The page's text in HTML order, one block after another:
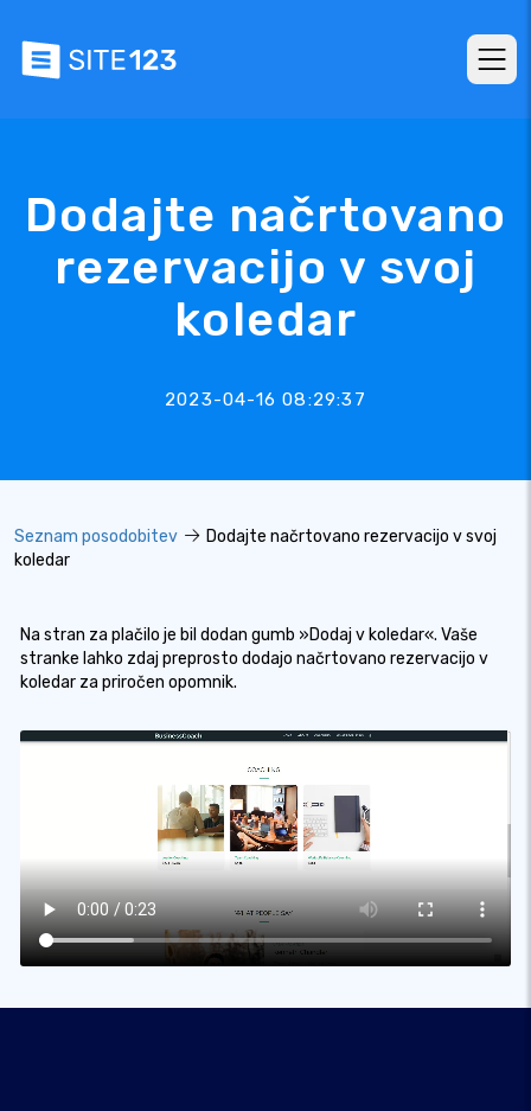
Dodajte načrtovano
rezervacijo v svoj
koledar
2023-04-16 08:29:37
Seznam posodobitev
Dodajte načrtovano rezervacijo v svoj
koledar
Na stran za plačilo je bil dodan gumb »Dodaj v koledar«. Vaše
stranke lahko zdaj preprosto dodajo načrtovano rezervacijo v
koledar za priročen opomnik.